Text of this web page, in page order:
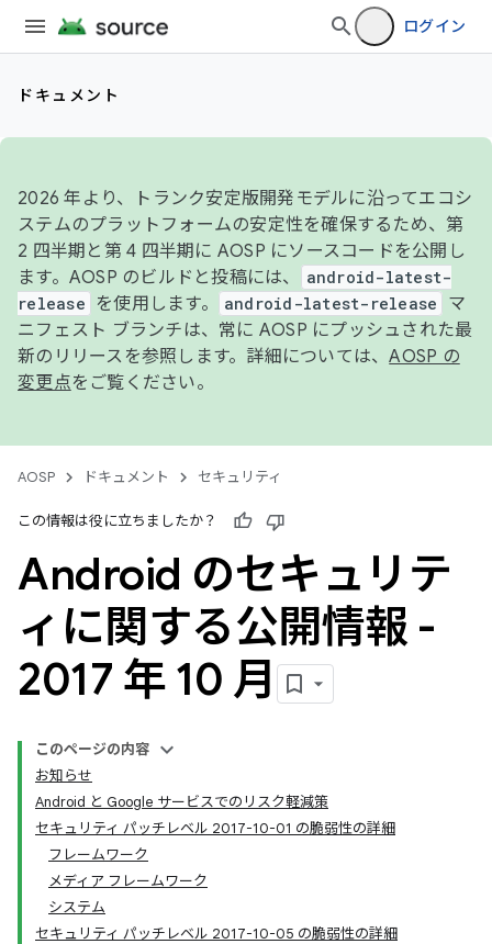
ログイン
ドキュメント
2026 年より、トランク安定版開発モデルに沿ってエコシ
ステムのプラットフォームの安定性を確保するため、第
2 四半期と第 4 四半期に AOSP にソースコードを公開し
ます。AOSP のビルドと投稿には、
android-latest-
release
を使用します。 android-latest-release
マ
ニフェスト ブランチは、常に AOSP にプッシュされた最
新のリリースを参照します。詳細については、AOSP の
変更点をご覧ください。
AOSP ドキュメント セキュリティ
この情報は役に立ちましたか？
Android のセキュリテ
ィに関する公開情報 -
2017 年 10 月
このページの内容
お知らせ
Android と Google サービスでのリスク軽減策
セキュリティ パッチレベル 2017-10-01 の脆弱性の詳細
フレームワーク
メディア フレームワーク
システム
セキュリティ パッチレベル 2017-10-05 の脆弱性の詳細